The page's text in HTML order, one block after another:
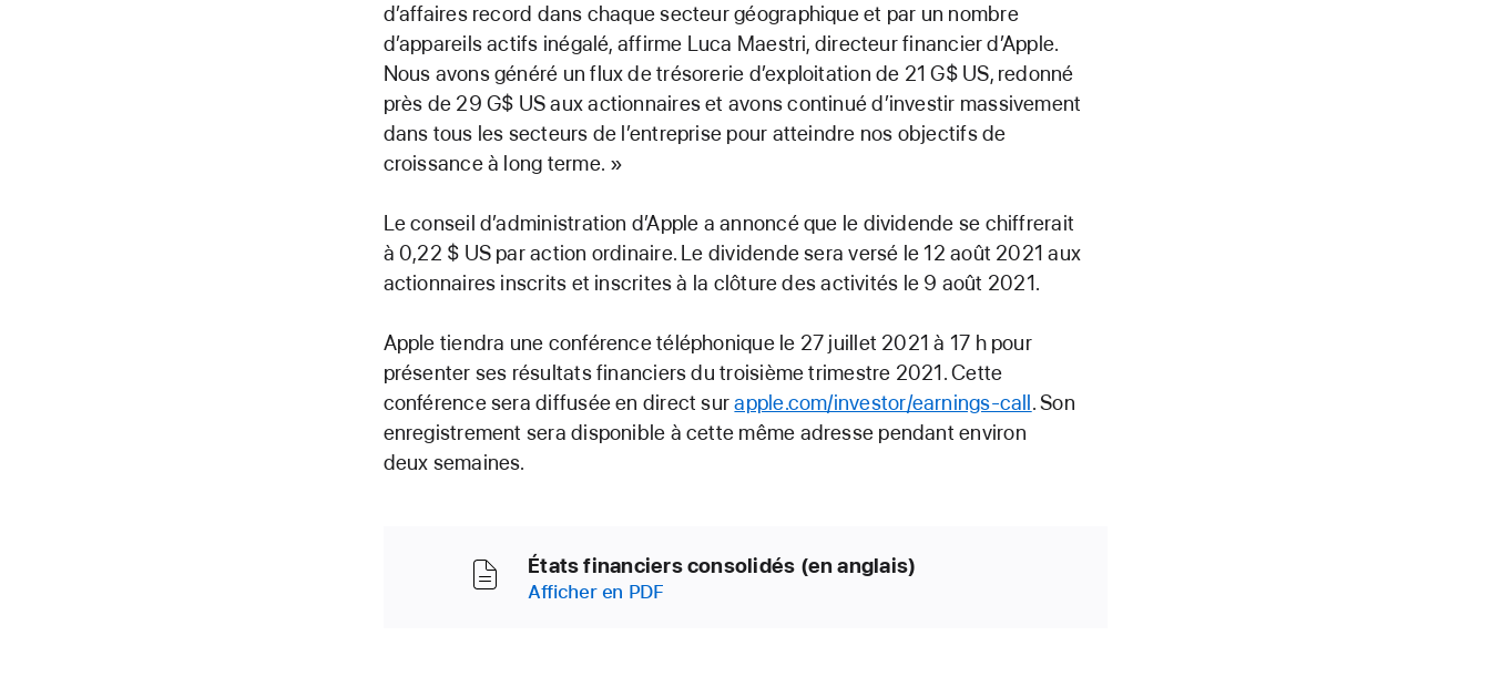
d’affaires record dans chaque secteur géographique et par un nombre
d’appareils actifs inégalé, affirme Luca Maestri, directeur financier d’Apple.
Nous avons généré un flux de trésorerie d’exploitation de 21 G$ US, redonné
près de 29 G$ US aux actionnaires et avons continué d’investir massivement
dans tous les secteurs de l’entreprise pour atteindre nos objectifs de
croissance à long terme. »
Le conseil d’administration d’Apple a annoncé que le dividende se chiffrerait
à 0,22 $ US par action ordinaire. Le dividende sera versé le 12 août 2021 aux
actionnaires inscrits et inscrites à la clôture des activités le 9 août 2021.
Apple tiendra une conférence téléphonique le 27 juillet 2021 à 17 h pour
présenter ses résultats financiers du troisième trimestre 2021. Cette
conférence sera diffusée en direct surapple.com/investor/earnings-call. Son
enregistrement sera disponible à cette même adresse pendant environ
deux semaines.
États financiers consolidés (en anglais)
Afficher en PDF